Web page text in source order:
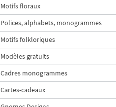
Motifs floraux
Polices, alphabets, monogrammes
Motifs folkloriques
Modèles gratuits
Cadres monogrammes
Cartes-cadeaux